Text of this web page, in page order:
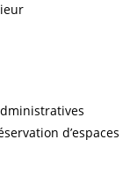
d’espaces